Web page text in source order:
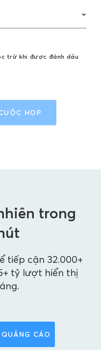
trừ khi được đánh dấu
HỌP
trong
tiếp cận 32.000+
tỷ lượt hiển thị
CÁO